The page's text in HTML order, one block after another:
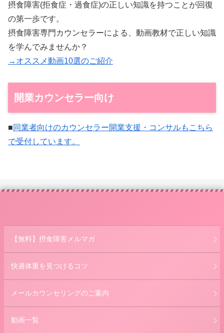
摂食障害(拒食症・過食症)の正しい知識を持つことが回復
の第一歩です。
摂食障害専門カウンセラーによる、動画教材で正しい知識
を学んでみませんか？
→オススメ動画10選のご紹介
開業カウンセラー向け
■同業者向けのカウンセラー開業支援・コンサルもこちら
で受付しています。
【無料】摂食障害メルマガ
快適体重を見つけるコツ
メールカウンセリングのご案内
動画一覧